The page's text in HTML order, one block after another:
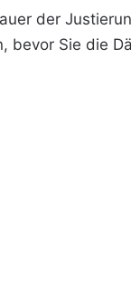
der
bevor Sie die